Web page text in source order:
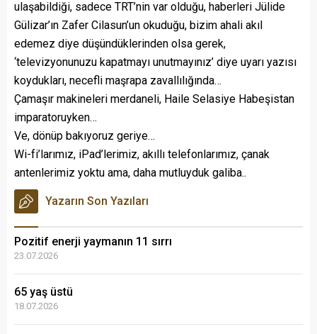
ulaşabildiği, sadece TRT’nin var olduğu, haberleri Jülide
Gülizar’ın Zafer Cilasun’un okuduğu, bizim ahali akıl
edemez diye düşündüklerinden olsa gerek,
‘televizyonunuzu kapatmayı unutmayınız’ diye uyarı yazısı
koydukları, necefli maşrapa zavallılığında…
Çamaşır makineleri merdaneli, Haile Selasiye Habeşistan
imparatoruyken…
Ve, dönüp bakıyoruz geriye…
Wi-fi’larımız, iPad’lerimiz, akıllı telefonlarımız, çanak
antenlerimiz yoktu ama, daha mutluyduk galiba..
Yazarın Son Yazıları
Pozitif enerji yaymanın 11 sırrı
23.07.2026
65 yaş üstü
18.07.2026